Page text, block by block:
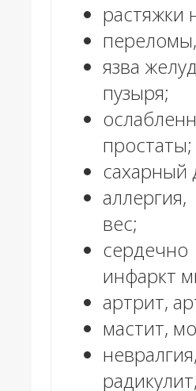
растяжки
язва
пузыря;
простаты;
сахарный
вес;
инфаркт
артрит,
мастит,